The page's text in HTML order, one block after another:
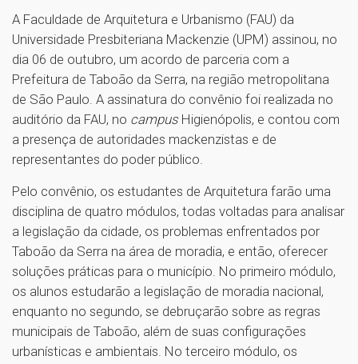
A Faculdade de Arquitetura e Urbanismo (FAU) da
Universidade Presbiteriana Mackenzie (UPM) assinou, no
dia 06 de outubro, um acordo de parceria com a
Prefeitura de Taboão da Serra, na região metropolitana
de São Paulo. A assinatura do convênio foi realizada no
auditório da FAU, no campus Higienópolis, e contou com
a presença de autoridades mackenzistas e de
representantes do poder público.
Pelo convênio, os estudantes de Arquitetura farão uma
disciplina de quatro módulos, todas voltadas para analisar
a legislação da cidade, os problemas enfrentados por
Taboão da Serra na área de moradia, e então, oferecer
soluções práticas para o município. No primeiro módulo,
os alunos estudarão a legislação de moradia nacional,
enquanto no segundo, se debruçarão sobre as regras
municipais de Taboão, além de suas configurações
urbanísticas e ambientais. No terceiro módulo, os